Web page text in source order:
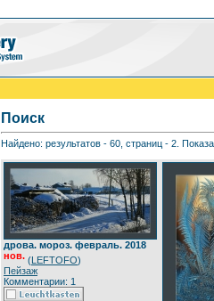
Поиск
Найдено: результатов - 60, страниц - 2.
дрова. мороз. февраль. 2018
нов. (LEFTOFO)
Пейзаж
Комментарии: 1